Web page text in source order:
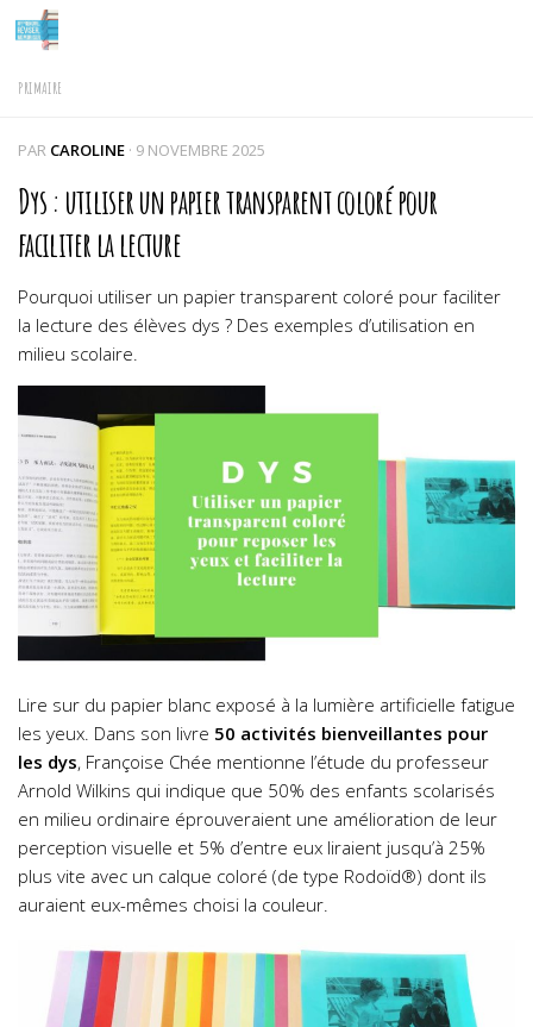
Skip to content
PRIMAIRE
PAR CAROLINE · 9 NOVEMBRE 2025
Dys : utiliser un papier transparent coloré pour
faciliter la lecture
Pourquoi utiliser un papier transparent coloré pour faciliter
la lecture des élèves dys ? Des exemples d’utilisation en
milieu scolaire.
Lire sur du papier blanc exposé à la lumière artificielle fatigue
les yeux. Dans son livre 50 activités bienveillantes pour
les dys, Françoise Chée mentionne l’étude du professeur
Arnold Wilkins qui indique que 50% des enfants scolarisés
en milieu ordinaire éprouveraient une amélioration de leur
perception visuelle et 5% d’entre eux liraient jusqu’à 25%
plus vite avec un calque coloré (de type Rodoïd®) dont ils
auraient eux-mêmes choisi la couleur.